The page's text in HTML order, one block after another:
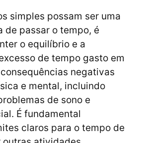
simples possam ser uma
passar o tempo, é
o equilíbrio e a
de tempo gasto em
negativas
e mental, incluindo
de sono e
É fundamental
claros para o tempo de